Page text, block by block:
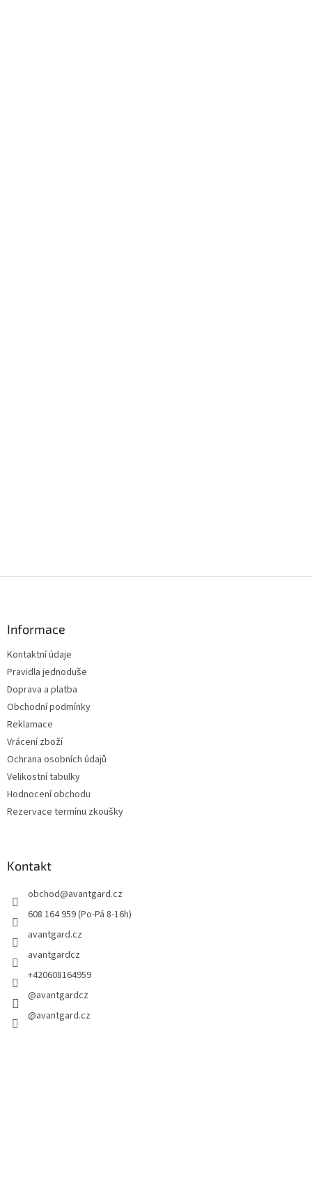
Informace
Kontaktní údaje
Pravidla jednoduše
Doprava a platba
Obchodní podmínky
Reklamace
Vrácení zboží
Ochrana osobních údajů
Velikostní tabulky
Hodnocení obchodu
Rezervace termínu zkoušky
Kontakt
obchod@avantgard.cz
608 164 959 (Po-Pá 8-16h)
avantgard.cz
avantgardcz
+420608164959
@avantgardcz
@avantgard.cz